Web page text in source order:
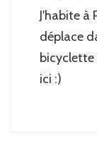
J'habite à
déplace
bicyclette
ici :)